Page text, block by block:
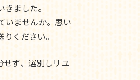
ました。
いませんか。思い
ください。
ず、選別しリユ